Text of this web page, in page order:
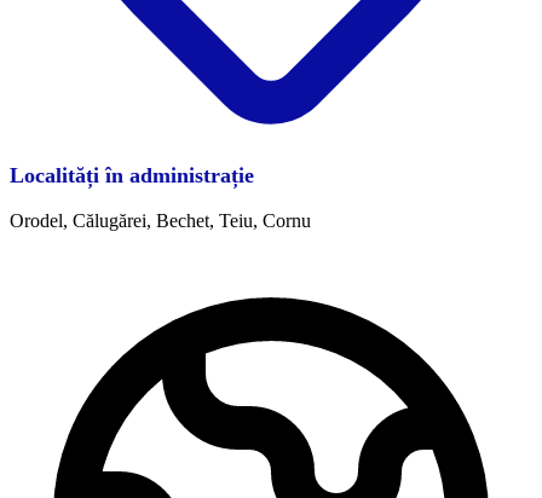
Localități în administrație
Orodel, Călugărei, Bechet, Teiu, Cornu